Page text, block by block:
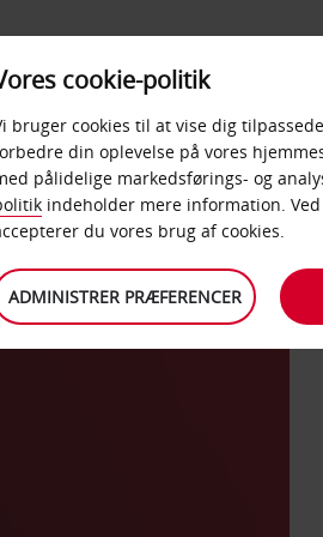
PRODUKTER &
KONTORER
cookie-politik
bruger cookies til at vise dig
din oplevelse på vores
pålidelige markedsførings- og
indeholder mere information. Ved
du vores brug af cookies.
ADMINISTRER PRÆFERENCER